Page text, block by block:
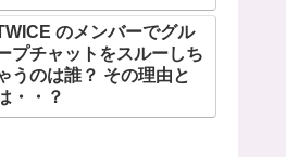
も公開
のメンバーでグル
プチャットをスルーしち
うのは誰？ その理由と
・・？